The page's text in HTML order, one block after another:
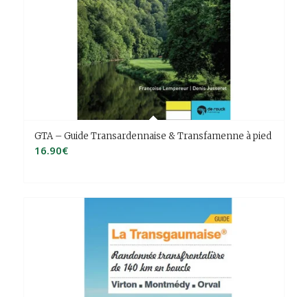
GTA – Guide Transardennaise & Transfamenne à pied
16.90€